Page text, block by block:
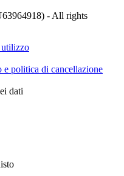
- All rights
politica di cancellazione
dati